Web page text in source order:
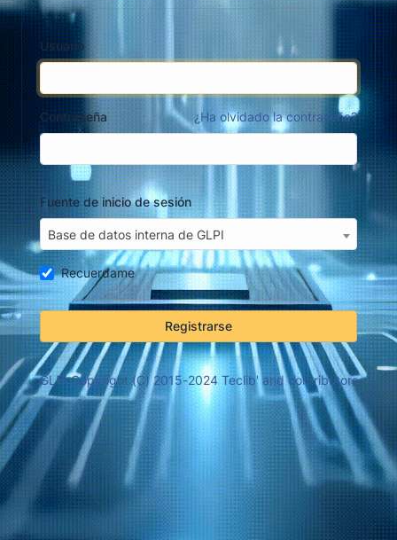
Usuario
Contraseña ¿Ha olvidado la contraseña?
Fuente de inicio de sesión
Base de datos interna de GLPI
Recuerdame
Registrarse
GLPI Copyright (C) 2015-2024 Teclib' and contributors